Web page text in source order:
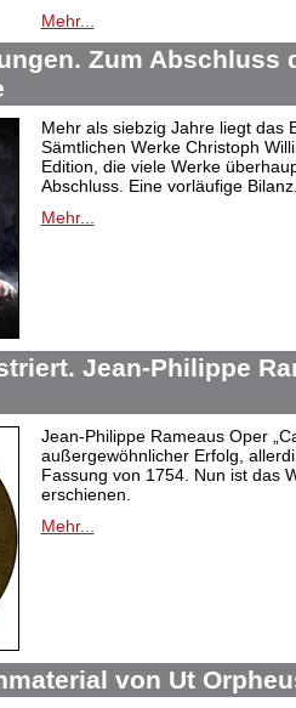
Mehr...
Zum Abschluss
Mehr als siebzig Jahre liegt das
Sämtlichen Werke Christoph
Edition, die viele Werke
Abschluss. Eine vorläufige
Mehr...
Jean-Philippe
Jean-Philippe Rameaus Oper
außergewöhnlicher Erfolg,
Fassung von 1754. Nun ist das
erschienen.
Mehr...
von Ut